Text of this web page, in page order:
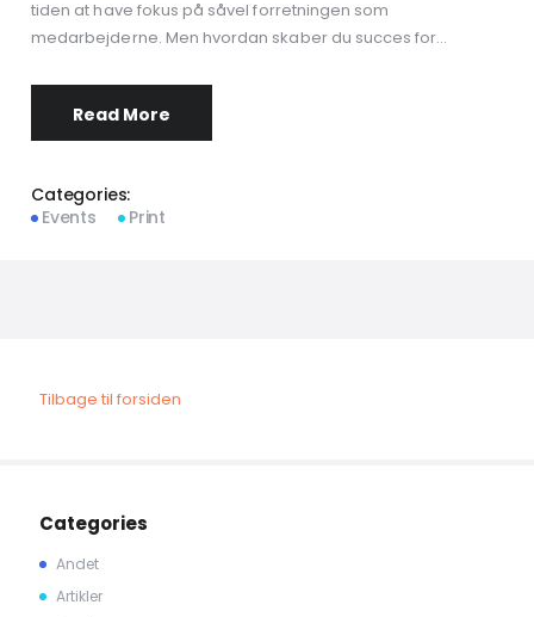
tiden at have fokus på såvel forretningen som
medarbejderne. Men hvordan skaber du succes for…
Read More
Categories:
Events
Print
Tilbage til forsiden
Categories
Andet
Artikler